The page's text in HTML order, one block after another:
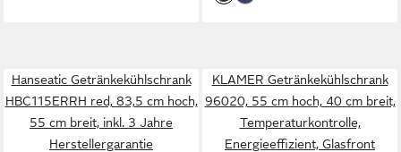
Hanseatic Getränkekühlschrank
HBC115ERRH red, 83,5 cm hoch,
55 cm breit, inkl. 3 Jahre
Herstellergarantie
KLAMER Getränkekühlschrank
96020, 55 cm hoch, 40 cm breit,
Temperaturkontrolle,
Energieeffizient, Glasfront